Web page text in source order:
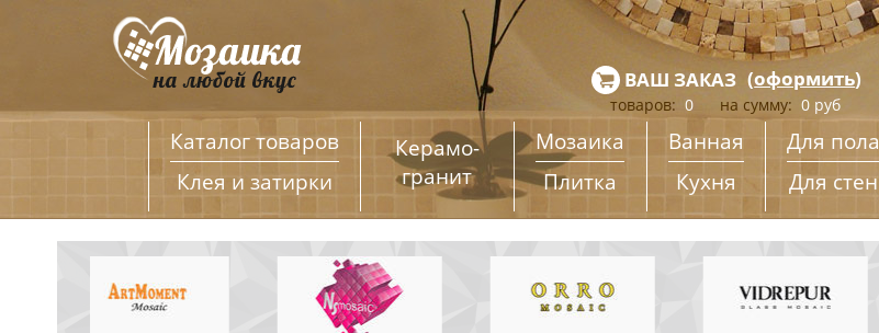
ВАШ ЗАКАЗ (оформить)
товаров: 0 на сумму: 0 руб
Каталог товаров
Клея и затирки
Керамо­
гранит
Мозаика
Плитка
Ванная
Кухня
Для пола
Для стен